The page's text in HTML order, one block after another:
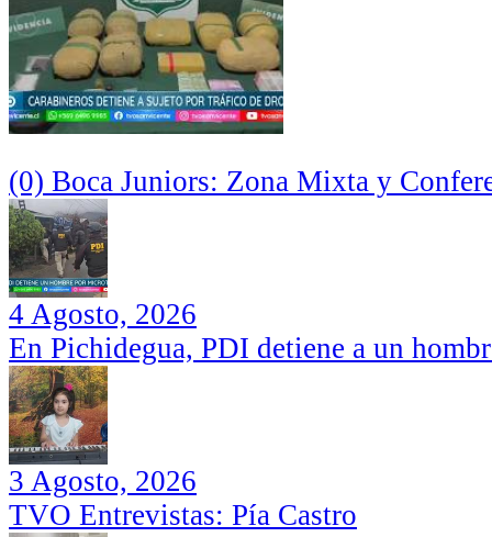
(0) Boca Juniors: Zona Mixta y
4 Agosto, 2026
En Pichidegua, PDI detiene a un
3 Agosto, 2026
TVO Entrevistas: Pía Castro